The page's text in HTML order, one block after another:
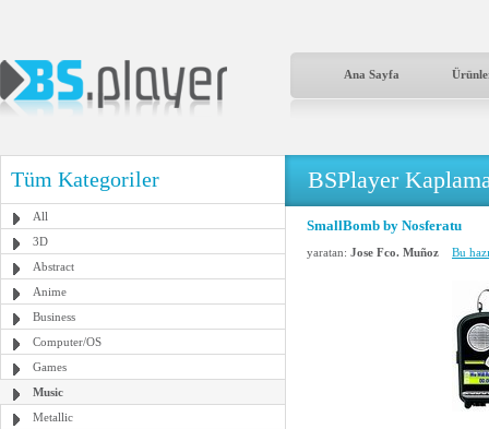
Ana Sayfa
Tüm Kategoriler
All
3D
Abstract
Anime
Business
Computer/OS
Games
Music
Metallic
BSPlayer
SmallBomb by Nosferatu
yaratan: Jose Fco. Muñoz Bu